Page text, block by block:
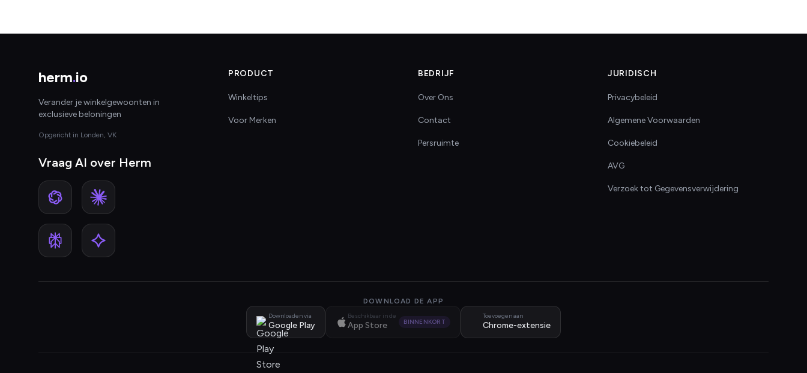
herm.io
Verander je winkelgewoonten in
exclusieve beloningen
Opgericht in Londen, VK
Vraag AI over Herm
PRODUCT
Winkeltips
Voor Merken
BEDRIJF
Over Ons
Contact
Persruimte
JURIDISCH
Privacybeleid
Algemene Voorwaarden
Cookiebeleid
AVG
Verzoek tot Gegevensverwijdering
DOWNLOAD DE APP
Downloaden via
Google Play
Beschikbaar in de
App Store BINNENKORT
Toevoegen aan
Chrome-extensie